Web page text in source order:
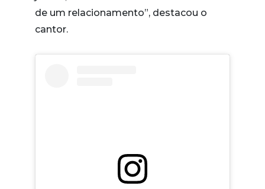
de um relacionamento”, destacou o
cantor.